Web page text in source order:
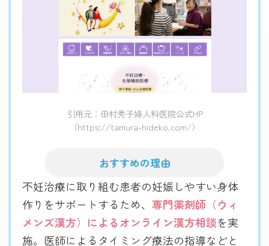
引用元：田村秀子婦人科医院公式HP
（https://tamura-hideko.com/）
おすすめの理由
不妊治療に取り組む患者の妊娠しやすい身体
作りをサポートするため、専門薬剤師（ウィ
メンズ漢方）によるオンライン漢方相談を実
施。医師によるタイミング療法の指導などと